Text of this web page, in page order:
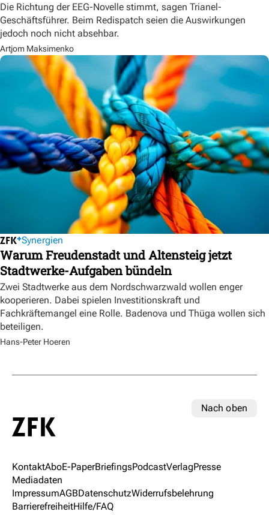
Die Richtung der EEG-Novelle stimmt, sagen Trianel-
Geschäftsführer. Beim Redispatch seien die Auswirkungen
jedoch noch nicht absehbar.
Artjom Maksimenko
Synergien
Warum Freudenstadt und Altensteig jetzt
Stadtwerke-Aufgaben bündeln
Zwei Stadtwerke aus dem Nordschwarzwald wollen enger
kooperieren. Dabei spielen Investitionskraft und
Fachkräftemangel eine Rolle. Badenova und Thüga wollen sich
beteiligen.
Hans-Peter Hoeren
Nach oben
KontaktAboE-PaperBriefingsPodcastVerlagPresse
Mediadaten
ImpressumAGBDatenschutzWiderrufsbelehrung
BarrierefreiheitHilfe/FAQ